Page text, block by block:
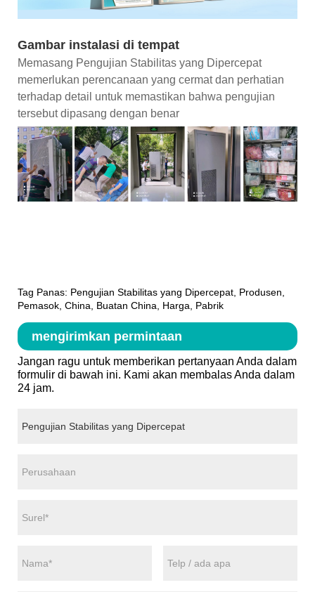
Gambar instalasi di tempat
Memasang Pengujian Stabilitas yang Dipercepat
memerlukan perencanaan yang cermat dan perhatian
terhadap detail untuk memastikan bahwa pengujian
tersebut dipasang dengan benar
Tag Panas: Pengujian Stabilitas yang Dipercepat, Produsen,
Pemasok, China, Buatan China, Harga, Pabrik
mengirimkan permintaan
Jangan ragu untuk memberikan pertanyaan Anda dalam
formulir di bawah ini. Kami akan membalas Anda dalam
24 jam.